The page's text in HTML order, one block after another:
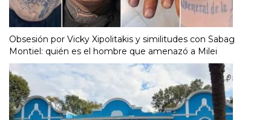
Obsesión por Vicky Xipolitakis y similitudes con Sabag
Montiel: quién es el hombre que amenazó a Milei